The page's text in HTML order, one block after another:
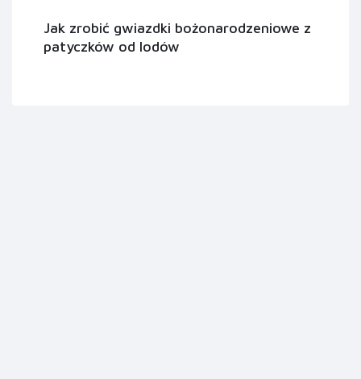
Jak zrobić gwiazdki bożonarodzeniowe z
patyczków od lodów